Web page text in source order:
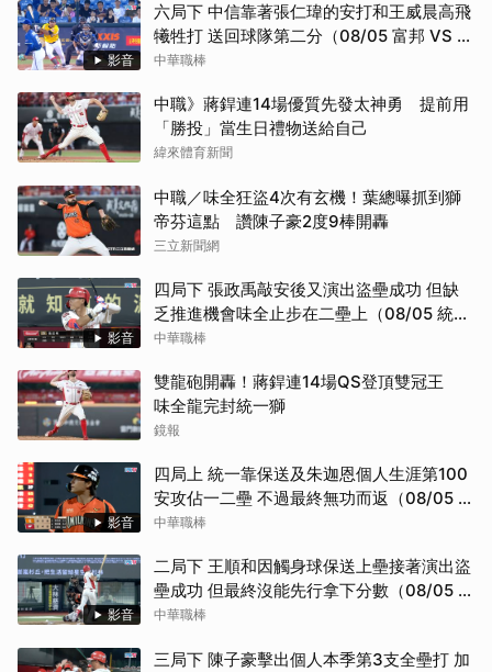
影音
六局下 中信靠著張仁瑋的安打和王威晨高飛
犧牲打 送回球隊第二分（08/05 富邦 VS 中
信）
中華職棒
中職》蔣銲連14場優質先發太神勇 提前用
「勝投」當生日禮物送給自己
緯來體育新聞
中職／味全狂盜4次有玄機！葉總曝抓到獅
帝芬這點 讚陳子豪2度9棒開轟
三立新聞網
影音
四局下 張政禹敲安後又演出盜壘成功 但缺
乏推進機會味全止步在二壘上（08/05 統一
VS 味全）
中華職棒
雙龍砲開轟！蔣銲連14場QS登頂雙冠王
味全龍完封統一獅
鏡報
影音
四局上 統一靠保送及朱迦恩個人生涯第100
安攻佔一二壘 不過最終無功而返（08/05 統
一 VS 味全）
中華職棒
影音
二局下 王順和因觸身球保送上壘接著演出盜
壘成功 但最終沒能先行拿下分數（08/05 統
一 VS 味全）
中華職棒
三局下 陳子豪擊出個人本季第3支全壘打 加